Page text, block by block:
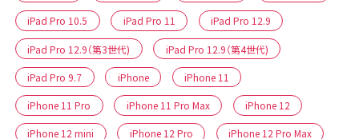
iPad Pro 10.5 iPad Pro 11 iPad Pro 12.9
iPad Pro 12.9（第3世代) iPad Pro 12.9（第4世代)
iPad Pro 9.7 iPhone iPhone 11
iPhone 11 Pro iPhone 11 Pro Max iPhone 12
iPhone 12 mini iPhone 12 Pro iPhone 12 Pro Max